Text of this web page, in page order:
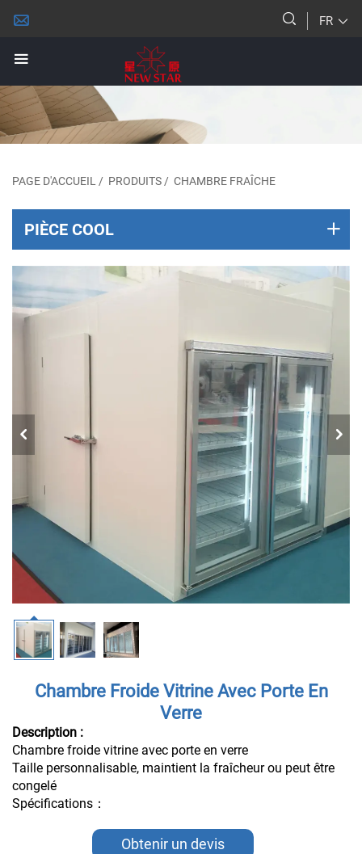
FR
PAGE D'ACCUEIL/ PRODUITS/ CHAMBRE FRAÎCHE
PIÈCE COOL
Chambre Froide Vitrine Avec Porte En
Verre
Description :
Chambre froide vitrine avec porte en verre
Taille personnalisable, maintient la fraîcheur ou peut être
congelé
Spécifications：
Obtenir un devis